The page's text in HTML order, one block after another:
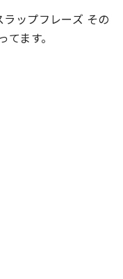
ップフレーズ その
ます。